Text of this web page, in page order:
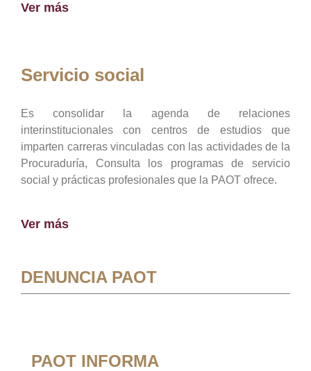
Ver más
Servicio social
Es consolidar la agenda de relaciones
interinstitucionales con centros de estudios que
imparten carreras vinculadas con las actividades de la
Procuraduría, Consulta los programas de servicio
social y prácticas profesionales que la PAOT ofrece.
Ver más
DENUNCIA PAOT
PAOT INFORMA